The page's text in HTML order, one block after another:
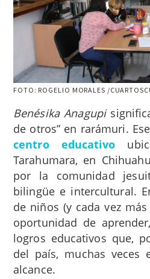
FOTO: ROGELIO MORALES /
Benésika Anagupi
de otros” en rarámuri.
centro educativo
Tarahumara, en
por la comunidad
bilingüe e intercultural.
de niños (y cada vez
oportunidad de
logros educativos que,
del país, muchas veces
alcance.